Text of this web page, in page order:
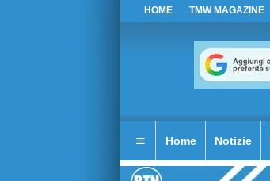
HOME TMW MAGAZINE
Home Notizie